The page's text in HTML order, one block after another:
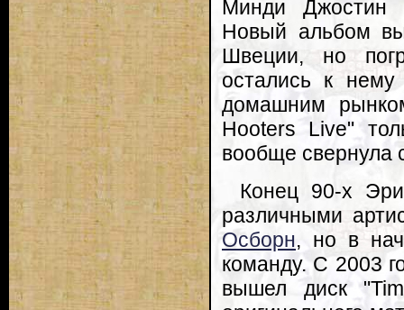
Минди Джостин
Новый альбом
Швеции, но
остались к
домашним
Hooters Live"
вообще свернула
Конец 90-х
различными
Осборн, но в
команду. С 2003
вышел диск